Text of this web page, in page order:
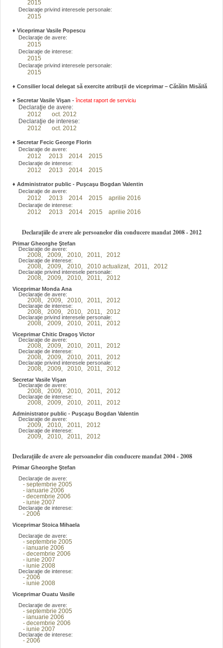
2015
Declaraţie privind interesele personale:
2015
♦ Viceprimar Vasile Popescu
Declaraţie de avere:
2015
Declaraţie de interese:
2015
Declaraţie privind interesele personale:
2015
♦ Consilier local delegat să exercite atribuţii de viceprimar – Cătălin Misăilă
♦ Secretar Vasile Vişan - încetat raport de serviciu
Declaraţie de avere:
2012
oct. 2012
Declaraţie de interese:
2012
oct. 2012
♦ Secretar Fecic George Florin
Declaraţie de avere:
2012 2013 2014 2015
Declaraţie de interese:
2012 2013 2014 2015
♦ Administrator public - Puşcaşu Bogdan Valentin
Declaraţie de avere:
2012 2013 2014 2015 aprilie 2016
Declaraţie de interese:
2012 2013 2014 2015 aprilie 2016
Declarațiile de avere ale persoanelor din conducere mandat 2008 - 2012
Primar Gheorghe Ştefan
Declaraţie de avere:
2008 2009 2010 2011 2012
Declaraţie de interese:
2008 2009 2010 2010 actualizat 2011 2012
Declaraţie privind interesele personale:
2008 2009 2010 2011 2012
Viceprimar Monda Ana
Declaraţie de avere:
2008 2009 2010 2011 2012
Declaraţie de interese:
2008 2009 2010 2011 2012
Declaraţie privind interesele personale:
2008 2009 2010 2011 2012
Viceprimar Chitic Dragoş Victor
Declaraţie de avere:
2008 2009 2010 2011 2012
Declaraţie de interese:
2008 2009 2010 2011 2012
Declaraţie privind interesele personale:
2008 2009 2010 2011 2012
Secretar Vasile Vişan
Declaraţie de avere:
2008 2009 2010 2011 2012
Declaraţie de interese:
2008 2009 2010 2011 2012
Administrator public - Puşcaşu Bogdan Valentin
Declaraţie de avere:
2009 2010 2011 2012
Declaraţie de interese:
2009 2010 2011 2012
Declarațiile de avere ale persoanelor din conducere mandat 2004 - 2008
Primar Gheorghe Ştefan
Declaraţie de avere:
- septembrie 2005
- ianuarie 2006
- decembrie 2006
- iunie 2007
Declaraţie de interese:
- 2006
Viceprimar Stoica Mihaela
Declaraţie de avere:
- septembrie 2005
- ianuarie 2006
- decembrie 2006
- iunie 2007
- iunie 2008
Declaraţie de interese:
- 2006
- iunie 2008
Viceprimar Ouatu Vasile
Declaraţie de avere:
- septembrie 2005
- ianuarie 2006
- decembrie 2006
- iunie 2007
Declaraţie de interese:
- 2006